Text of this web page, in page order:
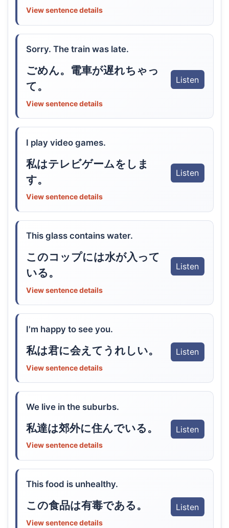
View sentence details
Sorry. The train was late.
ごめん。電車が遅れちゃっ
て。
Listen
View sentence details
I play video games.
私はテレビゲームをしま
す。
Listen
View sentence details
This glass contains water.
このコップには水が入って
いる。
Listen
View sentence details
I'm happy to see you.
私は君に会えてうれしい。 Listen
View sentence details
We live in the suburbs.
私達は郊外に住んでいる。 Listen
View sentence details
This food is unhealthy.
この食品は有毒である。 Listen
View sentence details